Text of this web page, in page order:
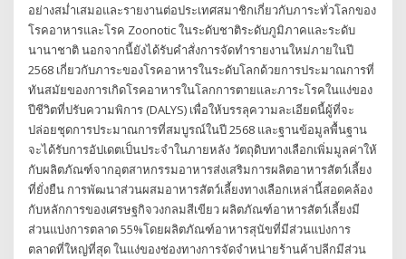
อย่างสม่ำเสมอและรายงานต่อประเทศสมาชิกเกี่ยวกับภาระทั่วโลกของ
โรคอาหารและโรค Zoonotic ในระดับชาติระดับภูมิภาคและระดับ
นานาชาติ นอกจากนี้ยังได้รับคำสั่งการจัดทำรายงานใหม่ภายในปี
2568 เกี่ยวกับภาระของโรคอาหารในระดับโลกด้วยการประมาณการที่
ทันสมัยของการเกิดโรคอาหารในโลกการตายและภาระโรคในแง่ของ
ปีชีวิตที่ปรับความพิการ (DALYS) เพื่อให้บรรลุความละเอียดนี้ผู้ที่จะ
ปล่อยชุดการประมาณการที่สมบูรณ์ในปี 2568 และฐานข้อมูลพื้นฐาน
จะได้รับการอัปเดตเป็นประจำในภายหลัง วัตถุดิบทางเลือกเพิ่มมูลค่าให้
กับผลิตภัณฑ์จากอุตสาหกรรมอาหารส่งเสริมการผลิตอาหารสัตว์เลี้ยง
ที่ยั่งยืน การพัฒนาส่วนผสมอาหารสัตว์เลี้ยงทางเลือกเหล่านี้สอดคล้อง
กับหลักการของเศรษฐกิจวงกลมสีเขียว ผลิตภัณฑ์อาหารสัตว์เลี้ยงมี
ส่วนแบ่งการตลาด 55%โดยผลิตภัณฑ์อาหารสุนัขที่มีส่วนแบ่งการ
ตลาดที่ใหญ่ที่สุด ในแง่ของช่องทางการจัดจำหน่ายร้านค้าปลีกมีส่วน